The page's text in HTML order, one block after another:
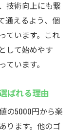
技術向上にも繋
通えるよう、個
ています。これ
して始めやす
います。
ばれる理由
の5000円から楽
ります。他のゴ